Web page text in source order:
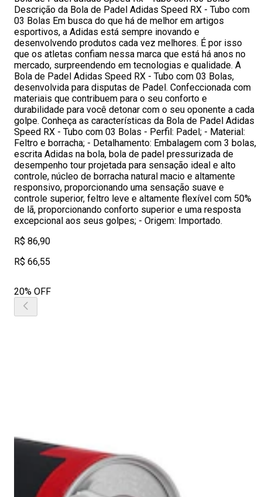
Descrição da Bola de Padel Adidas Speed RX - Tubo com
03 Bolas Em busca do que há de melhor em artigos
esportivos, a Adidas está sempre inovando e
desenvolvendo produtos cada vez melhores. É por isso
que os atletas confiam nessa marca que está há anos no
mercado, surpreendendo em tecnologias e qualidade. A
Bola de Padel Adidas Speed RX - Tubo com 03 Bolas,
desenvolvida para disputas de Padel. Confeccionada com
materiais que contribuem para o seu conforto e
durabilidade para você detonar com o seu oponente a cada
golpe. Conheça as características da Bola de Padel Adidas
Speed RX - Tubo com 03 Bolas - Perfil: Padel; - Material:
Feltro e borracha; - Detalhamento: Embalagem com 3 bolas,
escrita Adidas na bola, bola de padel pressurizada de
desempenho tour projetada para sensação ideal e alto
controle, núcleo de borracha natural macio e altamente
responsivo, proporcionando uma sensação suave e
controle superior, feltro leve e altamente flexível com 50%
de lã, proporcionando conforto superior e uma resposta
excepcional aos seus golpes; - Origem: Importado.
R$ 86,90
R$ 66,55
20% OFF